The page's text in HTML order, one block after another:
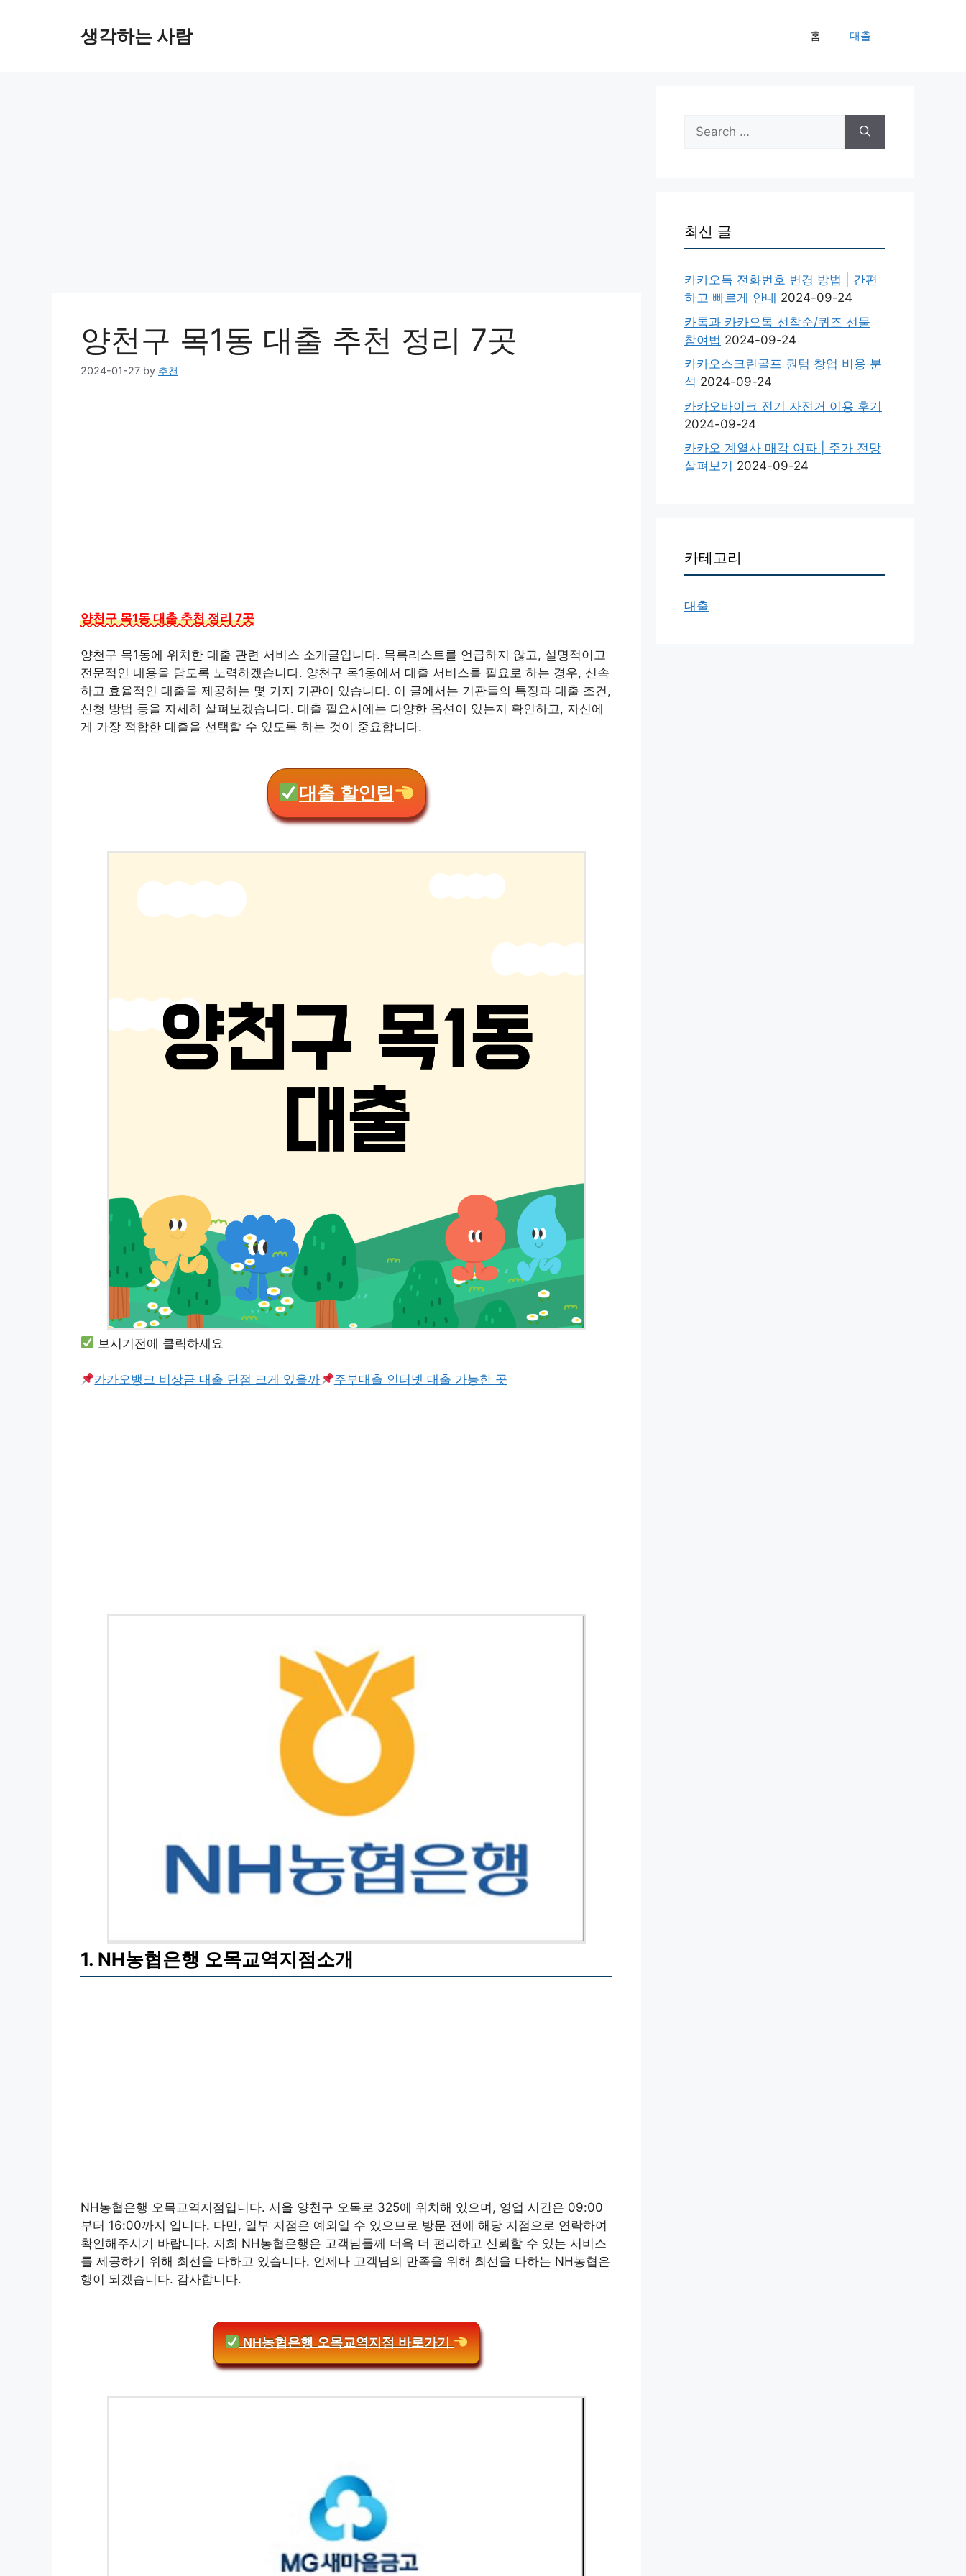
생각하는 사람 홈 대출
양천구 목1동 대출 추천 정리 7곳
2024-01-27 by 추천
양천구 목1동 대출 추천 정리 7곳
양천구 목1동에 위치한 대출 관련 서비스 소개글입니다. 목록리스트를 언급하지 않고, 설명적이고
전문적인 내용을 담도록 노력하겠습니다. 양천구 목1동에서 대출 서비스를 필요로 하는 경우, 신속
하고 효율적인 대출을 제공하는 몇 가지 기관이 있습니다. 이 글에서는 기관들의 특징과 대출 조건,
신청 방법 등을 자세히 살펴보겠습니다. 대출 필요시에는 다양한 옵션이 있는지 확인하고, 자신에
게 가장 적합한 대출을 선택할 수 있도록 하는 것이 중요합니다.
대출 할인팁
보시기전에 클릭하세요
카카오뱅크 비상금 대출 단점 크게 있을까 주부대출 인터넷 대출 가능한 곳
1. NH농협은행 오목교역지점소개
NH농협은행 오목교역지점입니다. 서울 양천구 오목로 325에 위치해 있으며, 영업 시간은 09:00
부터 16:00까지 입니다. 다만, 일부 지점은 예외일 수 있으므로 방문 전에 해당 지점으로 연락하여
확인해주시기 바랍니다. 저희 NH농협은행은 고객님들께 더욱 더 편리하고 신뢰할 수 있는 서비스
를 제공하기 위해 최선을 다하고 있습니다. 언제나 고객님의 만족을 위해 최선을 다하는 NH농협은
행이 되겠습니다. 감사합니다.
NH농협은행 오목교역지점 바로가기
Search
for:
최신 글
카카오톡 전화번호 변경 방법 | 간편
하고 빠르게 안내 2024-09-24
카톡과 카카오톡 선착순/퀴즈 선물
참여법 2024-09-24
카카오스크린골프 퀀텀 창업 비용 분
석 2024-09-24
카카오바이크 전기 자전거 이용 후기
2024-09-24
카카오 계열사 매각 여파 | 주가 전망
살펴보기 2024-09-24
카테고리
대출